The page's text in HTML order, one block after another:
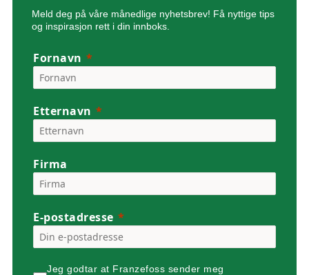
Meld deg på våre månedlige nyhetsbrev! Få nyttige tips
og inspirasjon rett i din innboks.
Fornavn
Etternavn
Firma
E-postadresse
Jeg godtar at Franzefoss sender meg